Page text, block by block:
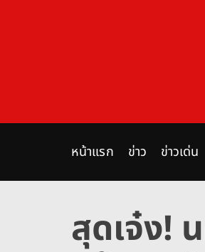
e
หน้าแรก ข่าว ข่าวเด่น
สุดเจ๋ง!